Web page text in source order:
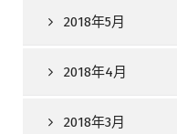
2018年5月
2018年4月
2018年3月